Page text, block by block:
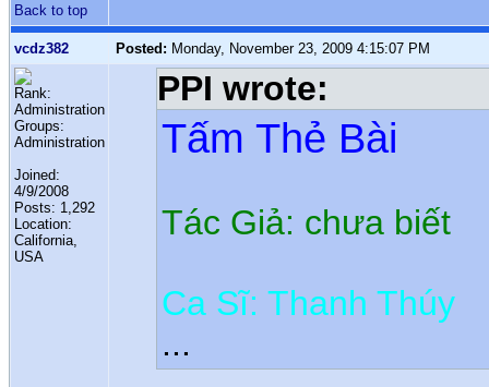
Back to top
vcdz382 Posted: Monday, November 23, 2009 4:15:07 PM
Rank:
Administration
Groups:
Administration
Joined:
4/9/2008
Posts: 1,292
Location:
California,
USA
PPI wrote:
Tấm Thẻ Bài
Tác Giả: chưa biết
Ca Sĩ: Thanh Thúy
...